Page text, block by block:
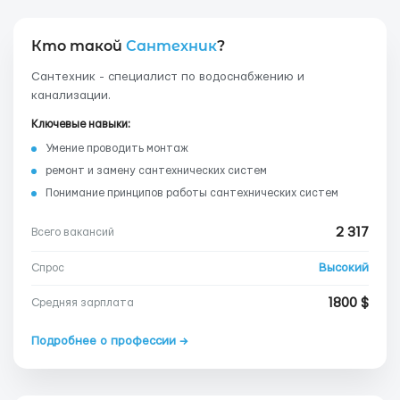
Кто такой Сантехник?
Сантехник - специалист по водоснабжению и
канализации.
Ключевые навыки:
Умение проводить монтаж
ремонт и замену сантехнических систем
Понимание принципов работы сантехнических систем
Всего вакансий 2 317
Спрос Высокий
Средняя зарплата 1800 $
Подробнее о профессии →